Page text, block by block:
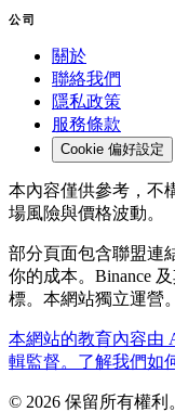
公司
關於
聯絡我們
隱私政策
服務條款
Cookie 偏好設定
本內容僅供參考，不
場風險與價格波動。
部分頁面包含聯盟連
你的成本。Binance
標。本網站獨立運營。
本網站的教育內容由
輯監督。了解我們如
© 2026 保留所有權利